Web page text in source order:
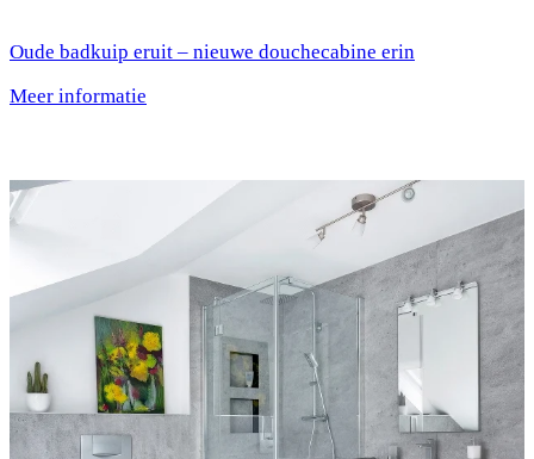
Oude badkuip eruit – nieuwe douchecabine erin
Meer informatie